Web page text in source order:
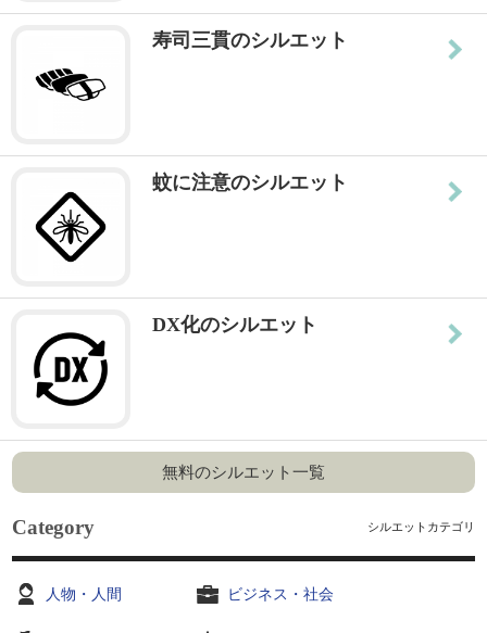
寿司三貫のシルエット
蚊に注意のシルエット
DX化のシルエット
無料のシルエット一覧
Category シルエットカテゴリ
人物・人間 ビジネス・社会